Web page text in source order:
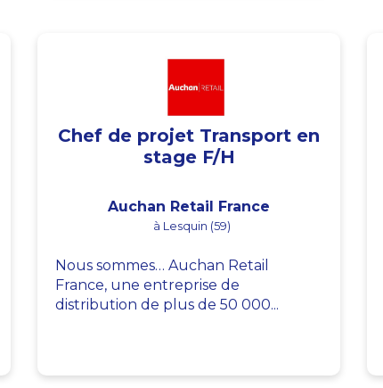
Chef de projet Transport en
stage F/H
Auchan Retail France
à Lesquin (59)
Nous sommes… Auchan Retail
France, une entreprise de
distribution de plus de 50 000...